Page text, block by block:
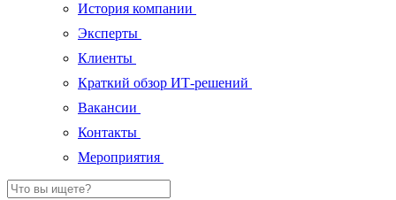
История компании
Эксперты
Клиенты
Краткий обзор ИТ-решений
Вакансии
Контакты
Мероприятия